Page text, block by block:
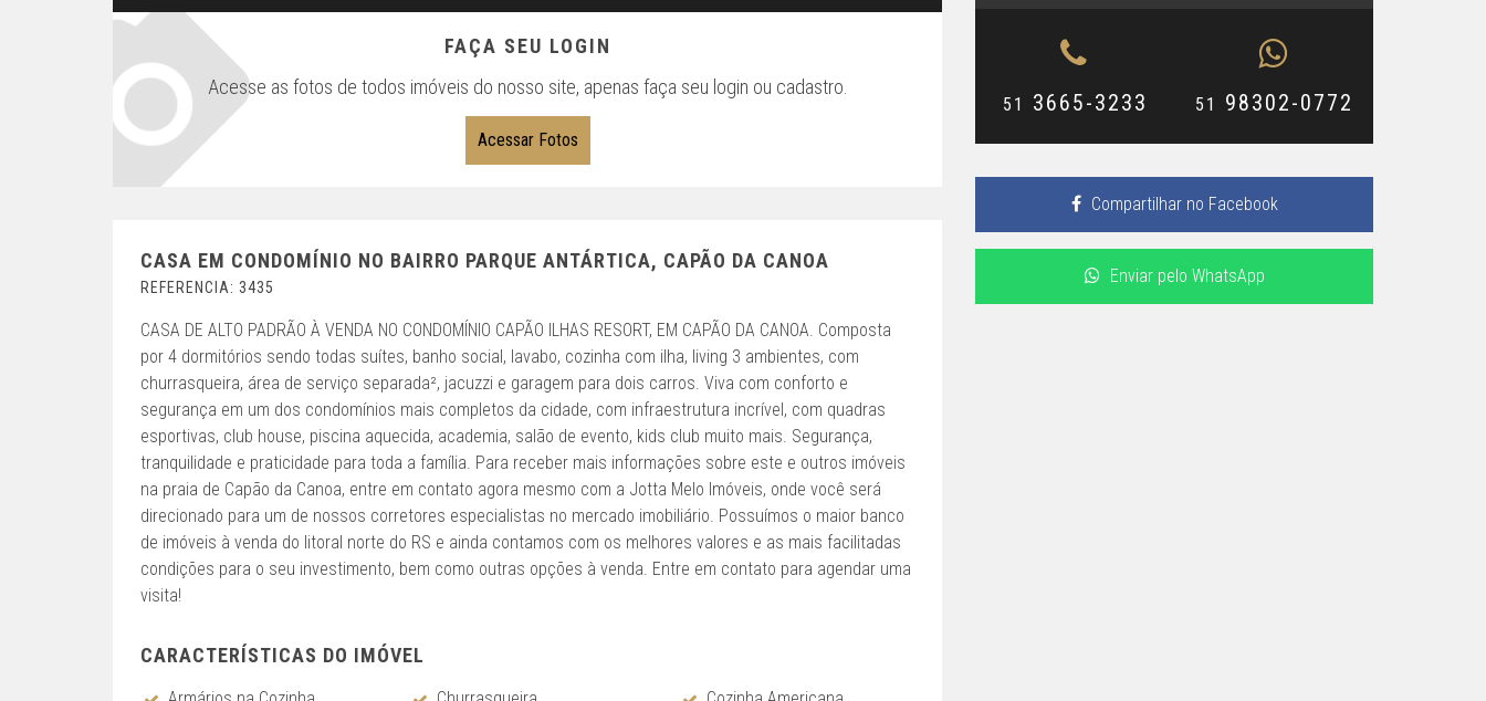
FAÇA SEU LOGIN
Acesse as fotos de todos imóveis do nosso site, apenas faça seu login ou cadastro.
Acessar Fotos
CASA EM CONDOMÍNIO NO BAIRRO PARQUE ANTÁRTICA, CAPÃO DA CANOA
REFERENCIA: 3435
CASA DE ALTO PADRÃO À VENDA NO CONDOMÍNIO CAPÃO ILHAS RESORT, EM CAPÃO DA CANOA. Composta
por 4 dormitórios sendo todas suítes, banho social, lavabo, cozinha com ilha, living 3 ambientes, com
churrasqueira, área de serviço separada², jacuzzi e garagem para dois carros. Viva com conforto e
segurança em um dos condomínios mais completos da cidade, com infraestrutura incrível, com quadras
esportivas, club house, piscina aquecida, academia, salão de evento, kids club muito mais. Segurança,
tranquilidade e praticidade para toda a família. Para receber mais informações sobre este e outros imóveis
na praia de Capão da Canoa, entre em contato agora mesmo com a Jotta Melo Imóveis, onde você será
direcionado para um de nossos corretores especialistas no mercado imobiliário. Possuímos o maior banco
de imóveis à venda do litoral norte do RS e ainda contamos com os melhores valores e as mais facilitadas
condições para o seu investimento, bem como outras opções à venda. Entre em contato para agendar uma
visita!
CARACTERÍSTICAS DO IMÓVEL
51 3665-3233 51 98302-0772
Compartilhar no Facebook
Enviar pelo WhatsApp